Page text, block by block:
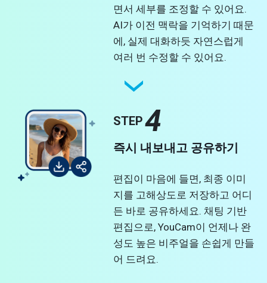
면서 세부를 조정할 수 있어요.
AI가 이전 맥락을 기억하기 때문
에, 실제 대화하듯 자연스럽게
여러 번 수정할 수 있어요.
STEP4
즉시 내보내고 공유하기
편집이 마음에 들면, 최종 이미
지를 고해상도로 저장하고 어디
든 바로 공유하세요. 채팅 기반
편집으로, YouCam이 언제나 완
성도 높은 비주얼을 손쉽게 만들
어 드려요.